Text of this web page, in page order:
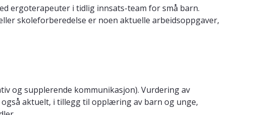
ergoterapeuter i tidlig innsats-team for små barn.
skoleforberedelse er noen aktuelle arbeidsoppgaver,
og supplerende kommunikasjon). Vurdering av
aktuelt, i tillegg til opplæring av barn og unge,